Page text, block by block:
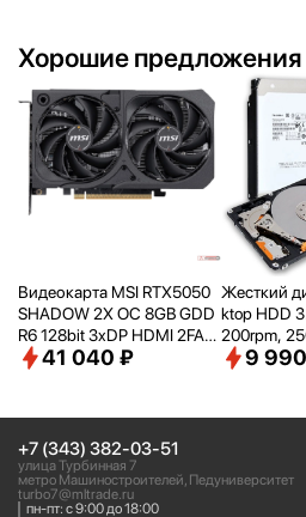
Хорошие предложения
Видеокарта MSI RTX5050
SHADOW 2X OC 8GB GDD
R6 128bit 3xDP HDMI 2FAN
RTL [RTX50508GSHADOW
41 040 ₽
Жесткий
ktop HDD
200rpm,
e, SMR,
9
+7 (343) 382-03-51
улица Турбинная 7
метро Машиностроителей, Педуниверситет
turbo7@mltrade.ru
пн-пт: с 9:00 до 18:00